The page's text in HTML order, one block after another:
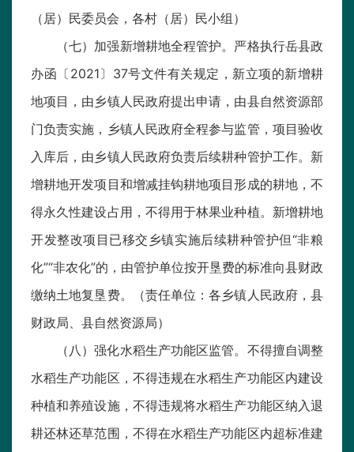
（居）民委员会，各村（居）民小组）
（七）加强新增耕地全程管护。严格执行岳县政
办函〔2021〕37号文件有关规定，新立项的新增耕
地项目，由乡镇人民政府提出申请，由县自然资源部
门负责实施，乡镇人民政府全程参与监管，项目验收
入库后，由乡镇人民政府负责后续耕种管护工作。新
增耕地开发项目和增减挂钩耕地项目形成的耕地，不
得永久性建设占用，不得用于林果业种植。新增耕地
开发整改项目已移交乡镇实施后续耕种管护但“非粮
化”“非农化”的，由管护单位按开垦费的标准向县财政
缴纳土地复垦费。（责任单位：各乡镇人民政府，县
财政局、县自然资源局）
（八）强化水稻生产功能区监管。不得擅自调整
水稻生产功能区，不得违规在水稻生产功能区内建设
种植和养殖设施，不得违规将水稻生产功能区纳入退
耕还林还草范围，不得在水稻生产功能区内超标准建